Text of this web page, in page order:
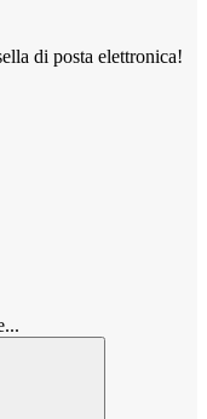
di posta elettronica!